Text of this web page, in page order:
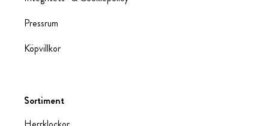
Pressrum
Köpvillkor
Sortiment